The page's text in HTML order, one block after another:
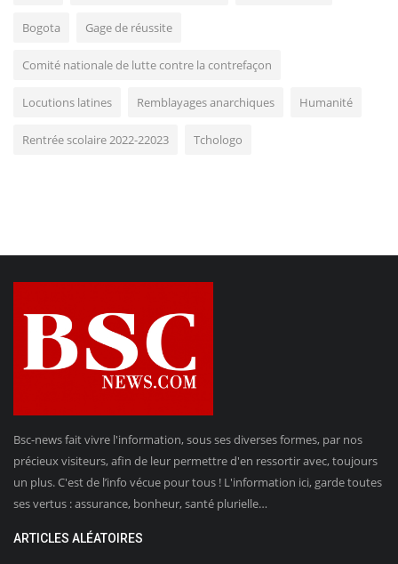
Bogota Gage de réussite
Comité nationale de lutte contre la contrefaçon
Locutions latines Remblayages anarchiques Humanité
Rentrée scolaire 2022-22023 Tchologo
Bsc-news fait vivre l'information, sous ses diverses formes, par nos
précieux visiteurs, afin de leur permettre d'en ressortir avec, toujours
un plus. C'est de l’info vécue pour tous ! L'information ici, garde toutes
ses vertus : assurance, bonheur, santé plurielle…
ARTICLES ALÉATOIRES